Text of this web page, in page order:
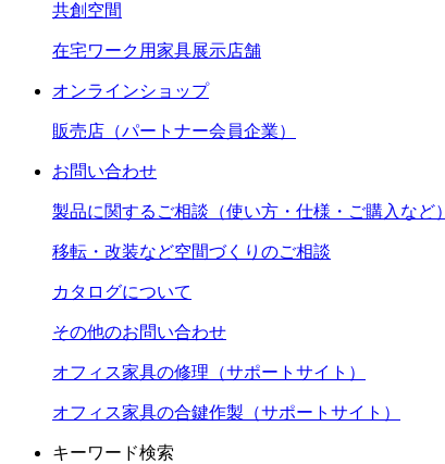
共創空間
在宅ワーク用家具展示店舗
オンラインショップ
販売店（パートナー会員企業）
お問い合わせ
製品に関するご相談（使い方・仕様・ご購入など）
移転・改装など空間づくりのご相談
カタログについて
その他のお問い合わせ
オフィス家具の修理（サポートサイト）
オフィス家具の合鍵作製（サポートサイト）
キーワード検索